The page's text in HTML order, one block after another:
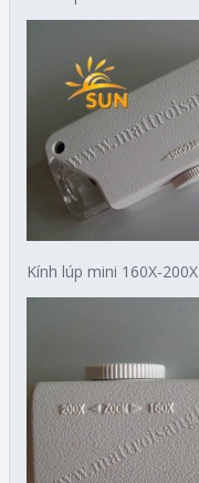
Kính lúp mini 160X-200X